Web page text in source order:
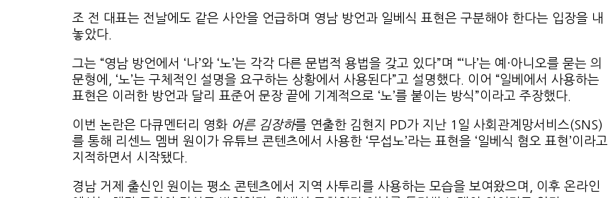
조 전 대표는 전날에도 같은 사안을 언급하며 영남 방언과 일베식 표현은 구분해야 한다는 입장을 내
놓았다.
그는 “영남 방언에서 ‘나’와 ‘노’는 각각 다른 문법적 용법을 갖고 있다”며 “‘나’는 예·아니오를 묻는 의
문형에, ‘노’는 구체적인 설명을 요구하는 상황에서 사용된다”고 설명했다. 이어 “일베에서 사용하는
표현은 이러한 방언과 달리 표준어 문장 끝에 기계적으로 ‘노’를 붙이는 방식”이라고 주장했다.
이번 논란은 다큐멘터리 영화 어른 김장하를 연출한 김현지 PD가 지난 1일 사회관계망서비스(SNS)
를 통해 리센느 멤버 원이가 유튜브 콘텐츠에서 사용한 ‘무섭노’라는 표현을 ‘일베식 혐오 표현’이라고
지적하면서 시작됐다.
경남 거제 출신인 원이는 평소 콘텐츠에서 지역 사투리를 사용하는 모습을 보여왔으며, 이후 온라인